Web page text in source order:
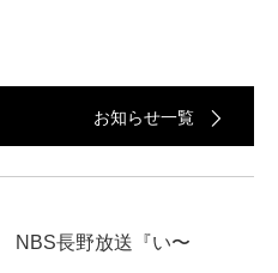
お知らせ一覧
NBS長野放送『い〜